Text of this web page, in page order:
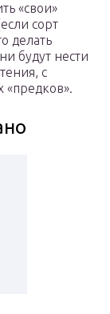
«свои»
сорт
делать
будут нести
с
«предков».